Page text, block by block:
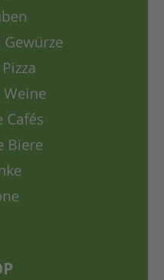
Gewürze
Weine
Cafés
Biere